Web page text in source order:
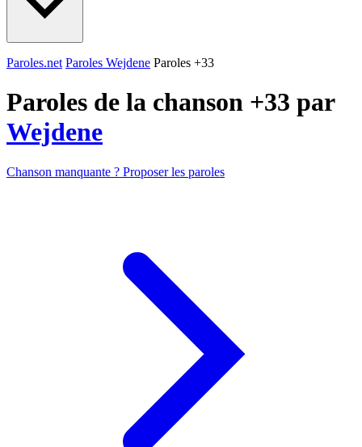
Paroles.net Paroles Wejdene Paroles +33
Paroles de la chanson +33 par
Wejdene
Chanson manquante ? Proposer les paroles